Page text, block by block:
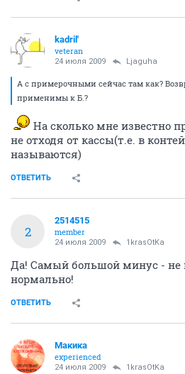
kadril'
veteran
24 июля 2009 Ljaguha
А с примерочными сейчас там как?
применимы к Б.?
На сколько мне известно
не отходя от кассы(т.е. в
называются)
ОТВЕТИТЬ
2
2514515
member
24 июля 2009 1krasOtKa
Да! Самый большой минус - не
нормально!
ОТВЕТИТЬ
Макика
experienced
24 июля 2009 1krasOtKa